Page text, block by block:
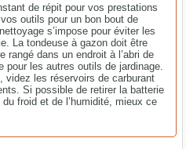
de répit pour vos prestations
outils pour un bon bout de
s’impose pour éviter les
La tondeuse à gazon doit être
rangé dans un endroit à l’abri de
pour les autres outils de jardinage.
videz les réservoirs de carburant
Si possible de retirer la batterie
froid et de l’humidité, mieux ce